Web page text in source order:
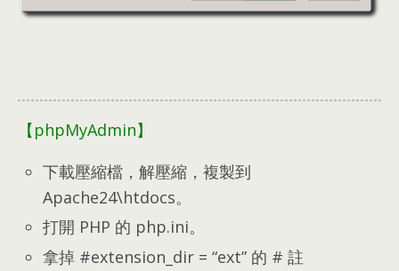
【phpMyAdmin】
下載壓縮檔 ，解壓縮 ，複製到
Apache24\htdocs。
打開 PHP 的 php.ini。
拿掉 #extension_dir = “ext” 的 #註